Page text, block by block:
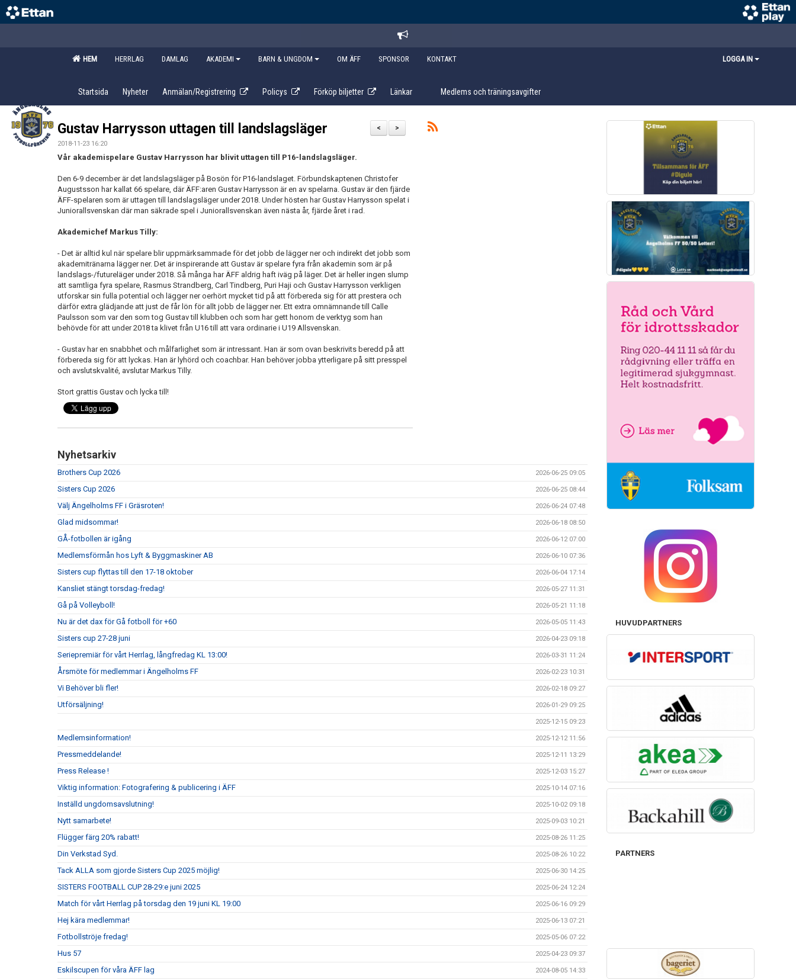
HEM HERRLAG DAMLAG AKADEMI BARN & UNGDOM OM ÄFF SPONSOR KONTAKT LOGGA IN
Startsida Nyheter Anmälan/Registrering Policys Förköp biljetter Länkar Medlems och träningsavgifter
>
<
Gustav Harrysson uttagen till landslagsläger
2018-11-23 16:20
Vår akademispelare Gustav Harrysson har blivit uttagen till P16-landslagsläger.
Den 6-9 december är det landslagsläger på Bosön för P16-landslaget. Förbundskaptenen Christofer
Augustsson har kallat 66 spelare, där ÄFF:aren Gustav Harrysson är en av spelarna. Gustav är den fjärde
ÄFF-spelaren som är uttagen till landslagsläger under 2018. Under hösten har Gustav Harrysson spelat i
Juniorallsvenskan där man säkrade spel i Juniorallsvenskan även nästa år, fjärde året i rad.
Akademichef Markus Tilly:
- Det är alltid kul när spelare blir uppmärksammade för det jobb de lägger ner och indirekt det jobb som
akademitränarna lägger ner. Det är inspirerande att Gustav är spelare fyra från akademin som är på
landslags-/futureläger under 2018. Så många har ÄFF aldrig haft iväg på läger. Det är heller ingen slump
att samtliga fyra spelare, Rasmus Strandberg, Carl Tindberg, Puri Haji och Gustav Harrysson verkligen
utforskar sin fulla potential och lägger ner oerhört mycket tid på att förbereda sig för att prestera och
därför extra glädjande att just de får lön för allt jobb de lägger ner. Ett extra omnämnande till Calle
Paulsson som var den som tog Gustav till klubben och som har gett honom de verktyg som han
behövde för att under 2018 ta klivet från U16 till att vara ordinarie i U19 Allsvenskan.
- Gustav har en snabbhet och målfarlighet som är intressant. Han är som ovan beskrivits beredd på att
förbereda sig för att lyckas. Han är lyhörd och coachbar. Han behöver jobba ytterligare på sitt presspel
och avslutskvalité, avslutar Markus Tilly.
Stort grattis Gustav och lycka till!
Nyhetsarkiv
Brothers Cup 2026 2026-06-25 09:05
Sisters Cup 2026 2026-06-25 08:44
Välj Ängelholms FF i Gräsroten! 2026-06-24 07:48
Glad midsommar! 2026-06-18 08:50
GÅ-fotbollen är igång 2026-06-12 07:00
Medlemsförmån hos Lyft & Byggmaskiner AB 2026-06-10 07:36
Sisters cup flyttas till den 17-18 oktober 2026-06-04 17:14
Kansliet stängt torsdag-fredag! 2026-05-27 11:31
Gå på Volleyboll! 2026-05-21 11:18
Nu är det dax för Gå fotboll för +60 2026-05-05 11:43
Sisters cup 27-28 juni 2026-04-23 09:18
Seriepremiär för vårt Herrlag, långfredag KL 13:00! 2026-03-31 11:24
Årsmöte för medlemmar i Ängelholms FF 2026-02-23 10:31
Vi Behöver bli fler! 2026-02-18 09:27
Utförsäljning! 2026-01-29 09:25
2025-12-15 09:23
Medlemsinformation! 2025-12-12 11:56
Pressmeddelande! 2025-12-11 13:29
Press Release ! 2025-12-03 15:27
Viktig information: Fotografering & publicering i ÄFF 2025-10-14 07:16
Inställd ungdomsavslutning! 2025-10-02 09:18
Nytt samarbete! 2025-09-03 10:21
Flügger färg 20% rabatt! 2025-08-26 11:25
Din Verkstad Syd. 2025-08-26 10:22
Tack ALLA som gjorde Sisters Cup 2025 möjlig! 2025-06-30 14:25
SISTERS FOOTBALL CUP 28-29:e juni 2025 2025-06-24 12:24
Match för vårt Herrlag på torsdag den 19 juni KL 19:00 2025-06-16 09:29
Hej kära medlemmar! 2025-06-13 07:21
Fotbollströje fredag! 2025-05-06 07:22
Hus 57 2025-04-23 09:37
Eskilscupen för våra ÄFF lag 2024-08-05 14:33
HUVUDPARTNERS
PARTNERS